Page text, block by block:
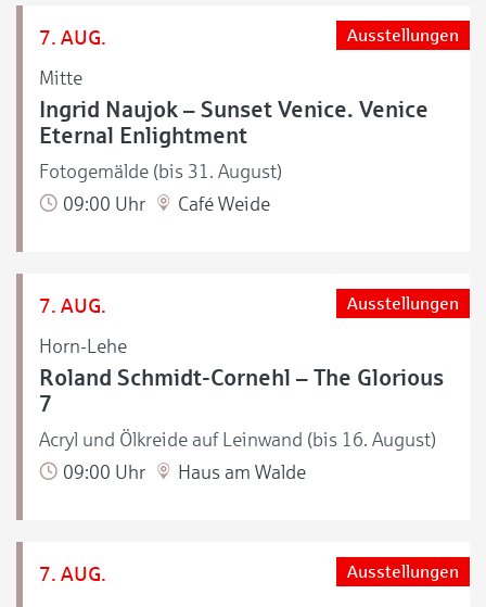
7. AUG.
Mitte
Ausstellungen
Ingrid Naujok – Sunset Venice. Venice
Eternal Enlightment
Fotogemälde (bis 31. August)
09:00 Uhr
Café Weide
7. AUG.
Horn-Lehe
Ausstellungen
Roland Schmidt-Cornehl – The Glorious
7
Acryl und Ölkreide auf Leinwand (bis 16. August)
09:00 Uhr
Haus am Walde
7. AUG. Ausstellungen